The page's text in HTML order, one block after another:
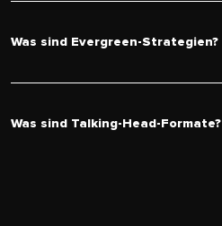
Was sind Evergreen-Strategien?
Was sind Talking-Head-Formate?